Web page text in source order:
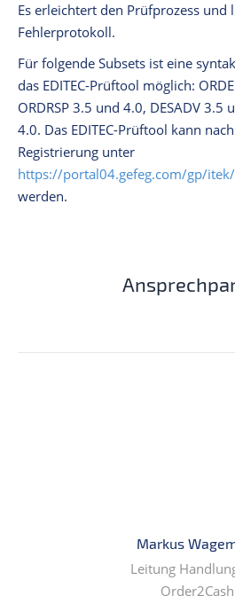
Es erleichtert den Prüfprozess
Fehlerprotokoll.
Für folgende Subsets ist eine
das EDITEC-Prüftool möglich:
ORDRSP 3.5 und 4.0, DESADV 3.5
4.0. Das EDITEC-Prüftool kann
Registrierung unter
https://portal04.gefeg.com/gp/
werden.
Markus
Leitung
Order2Cash